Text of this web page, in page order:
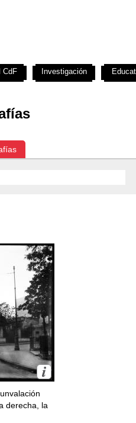
derecha, la
CdF Investigación